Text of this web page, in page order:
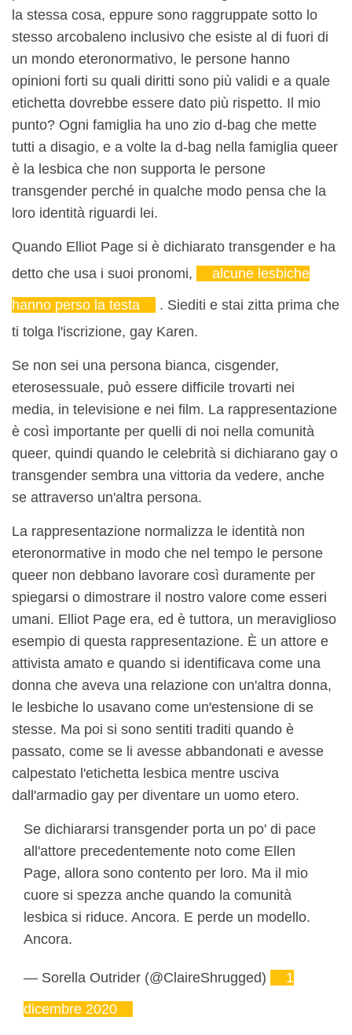
la stessa cosa, eppure sono raggruppate sotto lo
stesso arcobaleno inclusivo che esiste al di fuori di
un mondo eteronormativo, le persone hanno
opinioni forti su quali diritti sono più validi e a quale
etichetta dovrebbe essere dato più rispetto. Il mio
punto? Ogni famiglia ha uno zio d-bag che mette
tutti a disagio, e a volte la d-bag nella famiglia queer
è la lesbica che non supporta le persone
transgender perché in qualche modo pensa che la
loro identità riguardi lei.
Quando Elliot Page si è dichiarato transgender e ha
detto che usa i suoi pronomi,
alcune lesbiche
hanno perso la testa
. Siediti e stai zitta prima che
ti tolga l'iscrizione, gay Karen.
Se non sei una persona bianca, cisgender,
eterosessuale, può essere difficile trovarti nei
media, in televisione e nei film. La rappresentazione
è così importante per quelli di noi nella comunità
queer, quindi quando le celebrità si dichiarano gay o
transgender sembra una vittoria da vedere, anche
se attraverso un'altra persona.
La rappresentazione normalizza le identità non
eteronormative in modo che nel tempo le persone
queer non debbano lavorare così duramente per
spiegarsi o dimostrare il nostro valore come esseri
umani. Elliot Page era, ed è tuttora, un meraviglioso
esempio di questa rappresentazione. È un attore e
attivista amato e quando si identificava come una
donna che aveva una relazione con un'altra donna,
le lesbiche lo usavano come un'estensione di se
stesse. Ma poi si sono sentiti traditi quando è
passato, come se li avesse abbandonati e avesse
calpestato l'etichetta lesbica mentre usciva
dall'armadio gay per diventare un uomo etero.
Se dichiararsi transgender porta un po' di pace
all'attore precedentemente noto come Ellen
Page, allora sono contento per loro. Ma il mio
cuore si spezza anche quando la comunità
lesbica si riduce. Ancora. E perde un modello.
Ancora.
— Sorella Outrider (@ClaireShrugged)
1
dicembre 2020